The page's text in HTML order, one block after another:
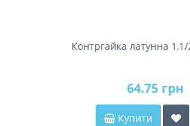
Контргайка латунна 1,1/
64.75 грн
Купити